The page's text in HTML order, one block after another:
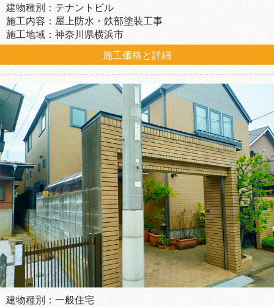
建物種別：テナントビル
施工内容：屋上防水・鉄部塗装工事
施工地域：神奈川県横浜市
施工価格と詳細
建物種別：一般住宅